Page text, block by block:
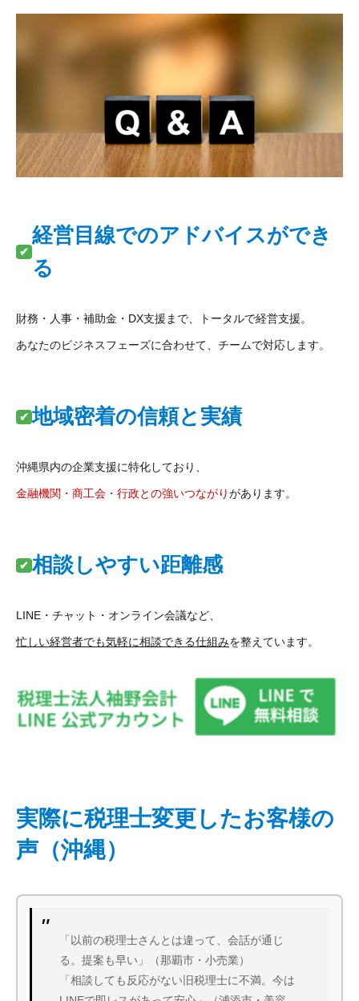
経営目線でのアドバイスができ
る
財務・人事・補助金・DX支援まで、トータルで経営支援。
あなたのビジネスフェーズに合わせて、チームで対応します。
地域密着の信頼と実績
沖縄県内の企業支援に特化しており、
金融機関・商工会・行政との強いつながりがあります。
相談しやすい距離感
LINE・チャット・オンライン会議など、
忙しい経営者でも気軽に相談できる仕組みを整えています。
実際に税理士変更したお客様の
声（沖縄）
「以前の税理士さんとは違って、会話が通じ
る。提案も早い」（那覇市・小売業）
「相談しても反応がない旧税理士に不満。今は